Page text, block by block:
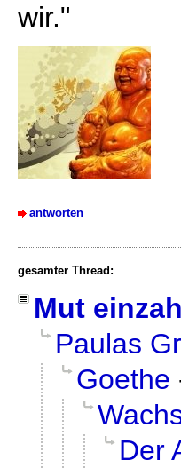
wir."
antworten
gesamter Thread:
Mut
Paulas
Goethe
Der